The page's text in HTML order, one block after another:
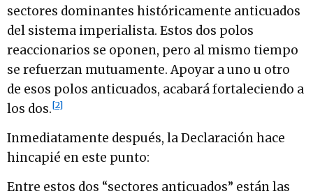
sectores dominantes históricamente anticuados
del sistema imperialista. Estos dos polos
reaccionarios se oponen, pero al mismo tiempo
se refuerzan mutuamente. Apoyar a uno u otro
de esos polos anticuados, acabará fortaleciendo a
los dos.[2]
Inmediatamente después, la Declaración hace
hincapié en este punto:
Entre estos dos “sectores anticuados” están las